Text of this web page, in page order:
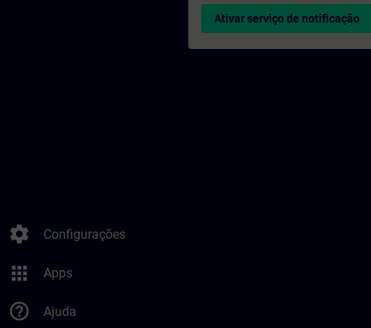
settings Configurações
apps Apps
help_outline Ajuda
Ativar serviço de notificação